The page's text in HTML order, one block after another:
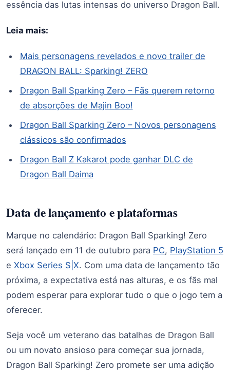
essência das lutas intensas do universo Dragon Ball.
Leia mais:
Mais personagens revelados e novo trailer de
DRAGON BALL: Sparking! ZERO
Dragon Ball Sparking Zero – Fãs querem retorno
de absorções de Majin Boo!
Dragon Ball Sparking Zero – Novos personagens
clássicos são confirmados
Dragon Ball Z Kakarot pode ganhar DLC de
Dragon Ball Daima
Data de lançamento e plataformas
Marque no calendário: Dragon Ball Sparking! Zero
será lançado em 11 de outubro para PC, PlayStation 5
e Xbox Series S|X. Com uma data de lançamento tão
próxima, a expectativa está nas alturas, e os fãs mal
podem esperar para explorar tudo o que o jogo tem a
oferecer.
Seja você um veterano das batalhas de Dragon Ball
ou um novato ansioso para começar sua jornada,
Dragon Ball Sparking! Zero promete ser uma adição